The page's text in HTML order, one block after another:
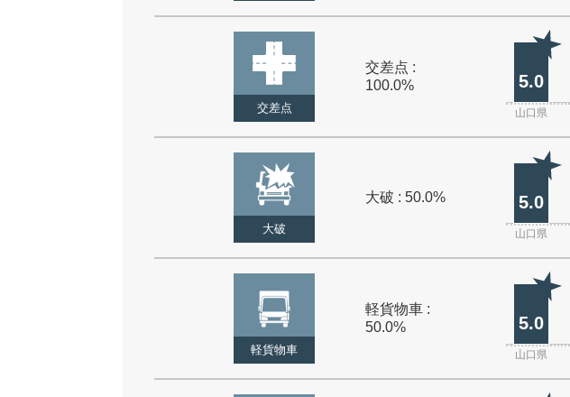
交差点
交差点 :
100.0%
5.0
山口県
大破
大破 : 50.0% 5.0
山口県
軽貨物車
軽貨物車 :
50.0%
5.0
山口県